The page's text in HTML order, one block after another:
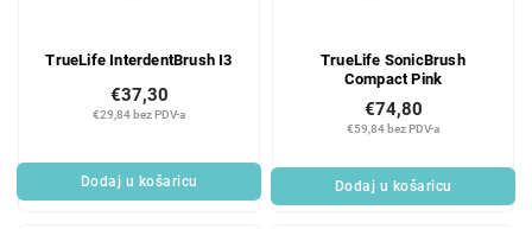
TrueLife InterdentBrush I3
€29,84 bez PDV-a
€37,30
Dodaj u košaricu
TrueLife SonicBrush
Compact Pink
€59,84 bez PDV-a
€74,80
Dodaj u košaricu